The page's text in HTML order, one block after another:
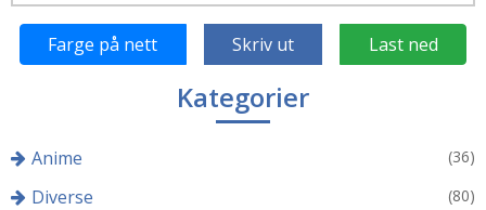
Farge på nett Skriv ut Last ned
Kategorier
Anime (36)
Diverse (80)